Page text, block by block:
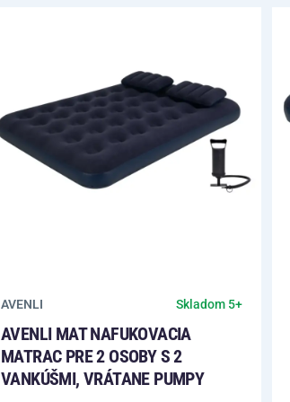
AVENLI Skladom 5+
AVENLI MAT NAFUKOVACIA
MATRAC PRE 2 OSOBY S 2
VANKÚŠMI, VRÁTANE PUMPY